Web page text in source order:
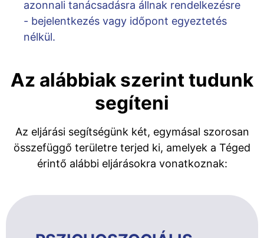
azonnali tanácsadásra állnak rendelkezésre
- bejelentkezés vagy időpont egyeztetés
nélkül.
Az alábbiak szerint tudunk
segíteni
Az eljárási segítségünk két, egymásal szorosan
összefüggő területre terjed ki, amelyek a Téged
érintő alábbi eljárásokra vonatkoznak: